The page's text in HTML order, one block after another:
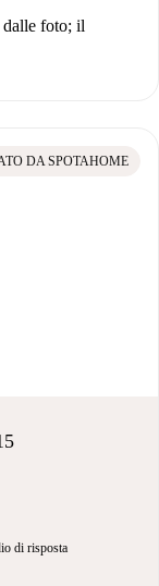
dalle foto; il
DA SPOTAHOME
di risposta